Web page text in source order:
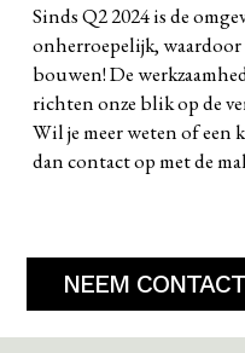
Sinds Q2 2024 is de
onherroepelijk,
bouwen! De
richten onze blik op de
Wil je meer weten of een
dan contact op met de
NEEM